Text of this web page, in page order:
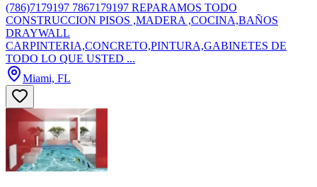
(786)7179197 7867179197 REPARAMOS TODO
CONSTRUCCION PISOS ,MADERA ,COCINA,BAÑOS
DRAYWALL
CARPINTERIA,CONCRETO,PINTURA,GABINETES DE
TODO LO QUE USTED ...
Miami, FL